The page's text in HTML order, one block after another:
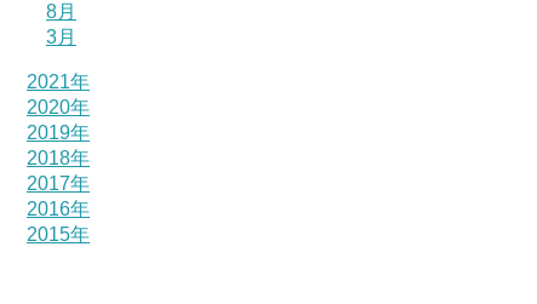
8月
3月
2021年
2020年
2019年
2018年
2017年
2016年
2015年